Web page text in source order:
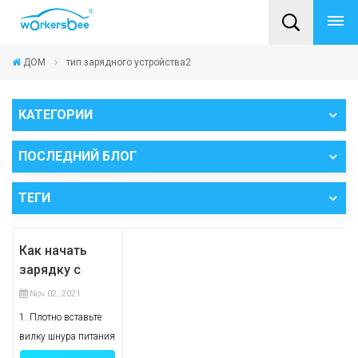
ДОМ тип зарядного устройства2
КАТЕГОРИИ
ПОСЛЕДНИЙ БЛОГ
ТЕГИ
Как начать
зарядку с
помощью
устройства для
Nov 02, 2021
1. Плотно вставьте
вилку шнура питания
в сетевую розетку